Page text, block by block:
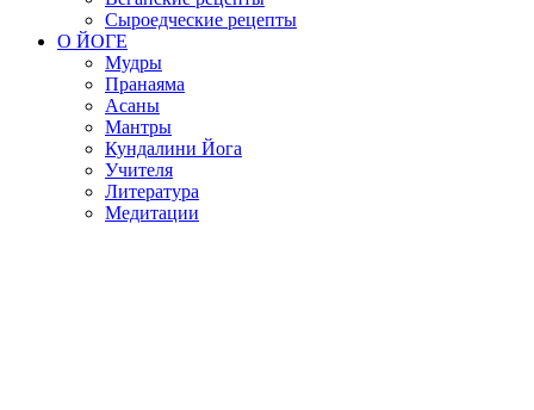
Сыроедческие рецепты
О ЙОГЕ
Мудры
Пранаяма
Асаны
Мантры
Кундалини Йога
Учителя
Литература
Медитации